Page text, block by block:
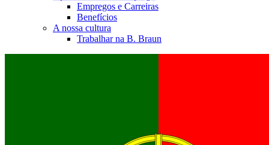
Empregos e Carreiras
Benefícios
A nossa cultura
Trabalhar na B. Braun